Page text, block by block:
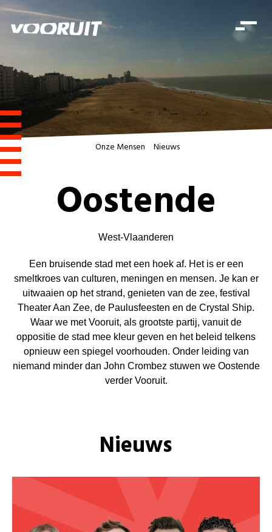
Laatste nieuws
Koopkracht
Zorg
Gelijke kansen
Welzijn
Pensioenen
Mission statement
Onze mensen
Standpunten
Vacatures
Dicht bij jou
Doe mee
Doe mee
Word lid
Shop
Login
Doe mee
Onze Mensen Nieuws
Oostende
West-Vlaanderen
Een bruisende stad met een hoek af. Het is er een
smeltkroes van culturen, meningen en mensen. Je kan er
uitwaaien op het strand, genieten van de zee, festival
Theater Aan Zee, de Paulusfeesten en de Crystal Ship.
Waar we met Vooruit, als grootste partij, vanuit de
oppositie de stad mee kleur geven en het beleid telkens
opnieuw een spiegel voorhouden. Onder leiding van
niemand minder dan John Crombez stuwen we Oostende
verder Vooruit.
Nieuws